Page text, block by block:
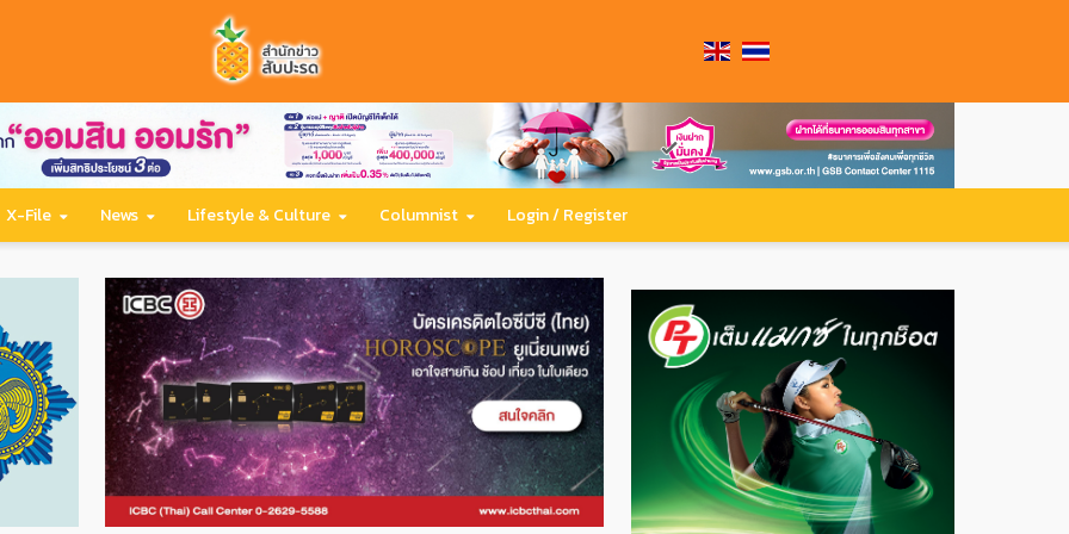
X-File News Lifestyle & Culture Columnist Login / Register